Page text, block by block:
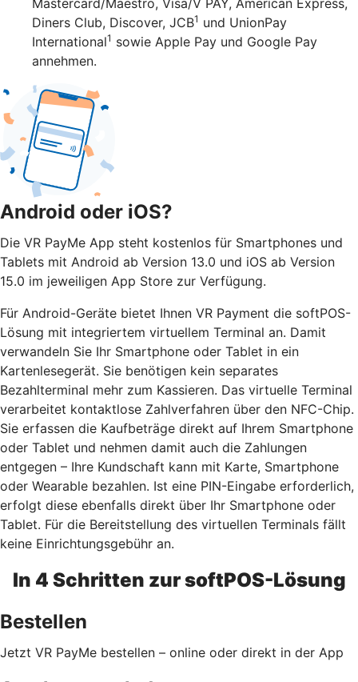
Diners Club, Discover, JCB1 und UnionPay
International1 sowie Apple Pay und Google Pay
annehmen.
Android oder iOS?
Die VR PayMe App steht kostenlos für Smartphones und
Tablets mit Android ab Version 13.0 und iOS ab Version
15.0 im jeweiligen App Store zur Verfügung.
Für Android-Geräte bietet Ihnen VR Payment die softPOS-
Lösung mit integriertem virtuellem Terminal an. Damit
verwandeln Sie Ihr Smartphone oder Tablet in ein
Kartenlesegerät. Sie benötigen kein separates
Bezahlterminal mehr zum Kassieren. Das virtuelle Terminal
verarbeitet kontaktlose Zahlverfahren über den NFC-Chip.
Sie erfassen die Kaufbeträge direkt auf Ihrem Smartphone
oder Tablet und nehmen damit auch die Zahlungen
entgegen – Ihre Kundschaft kann mit Karte, Smartphone
oder Wearable bezahlen. Ist eine PIN-Eingabe erforderlich,
erfolgt diese ebenfalls direkt über Ihr Smartphone oder
Tablet. Für die Bereitstellung des virtuellen Terminals fällt
keine Einrichtungsgebühr an.
In 4 Schritten zur softPOS-Lösung
Bestellen
Jetzt VR PayMe bestellen – online oder direkt in der App